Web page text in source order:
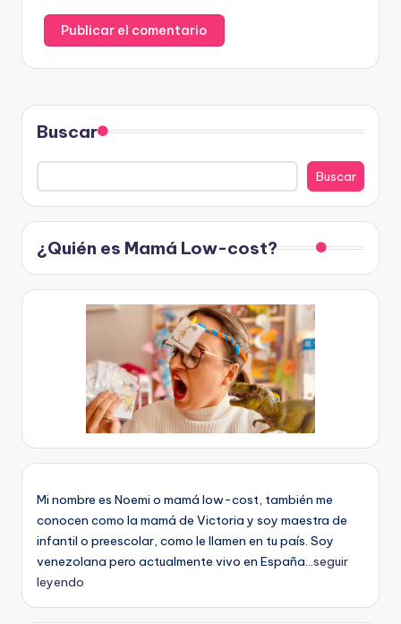
Buscar
Buscar
¿Quién es Mamá Low-cost?
Mi nombre es Noemi o mamá low-cost, también me
conocen como la mamá de Victoria y soy maestra de
infantil o preescolar, como le llamen en tu país. Soy
venezolana pero actualmente vivo en España...seguir
leyendo